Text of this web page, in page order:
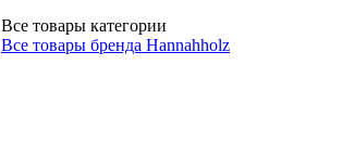
Все товары категории
Все товары бренда Hannahholz